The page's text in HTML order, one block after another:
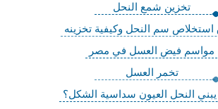
تخزين شمع النحل
سم النحل وكيفية تخزينه
مواسم فيض العسل في مصر
تخمر العسل
يبني النحل العيون سداسية الشكل؟